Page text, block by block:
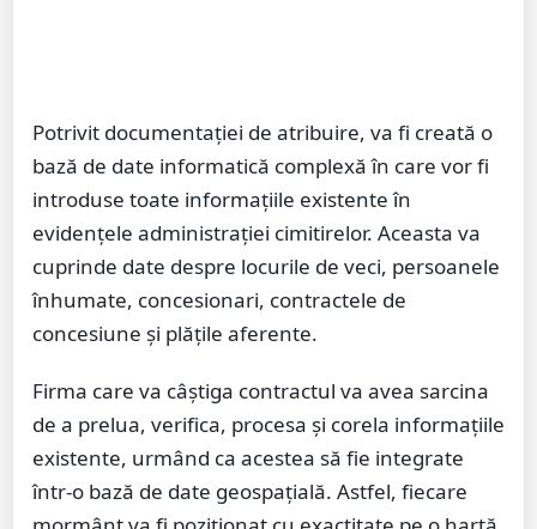
Potrivit documentației de atribuire, va fi creată o
bază de date informatică complexă în care vor fi
introduse toate informațiile existente în
evidențele administrației cimitirelor. Aceasta va
cuprinde date despre locurile de veci, persoanele
înhumate, concesionari, contractele de
concesiune și plățile aferente.
Firma care va câștiga contractul va avea sarcina
de a prelua, verifica, procesa și corela informațiile
existente, urmând ca acestea să fie integrate
într-o bază de date geospațială. Astfel, fiecare